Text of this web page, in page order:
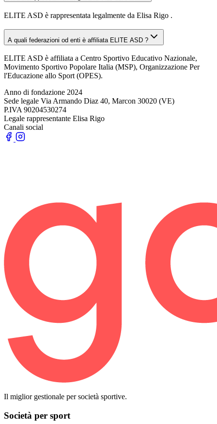
ELITE ASD è rappresentata legalmente da Elisa Rigo .
A quali federazioni od enti è affiliata ELITE ASD ?
ELITE ASD è affiliata a Centro Sportivo Educativo Nazionale,
Movimento Sportivo Popolare Italia (MSP), Organizzazione Per
l'Educazione allo Sport (OPES).
Anno di fondazione 2024
Sede legale Via Armando Diaz 40, Marcon 30020 (VE)
P.IVA 90204530274
Legale rappresentante Elisa Rigo
Canali social
Il miglior gestionale per società sportive.
Società per sport